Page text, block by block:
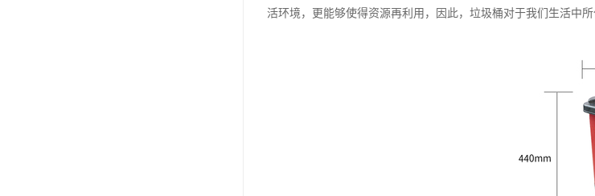
活环境，更能够使得资源再利用，因此，垃圾桶对于我们生活中